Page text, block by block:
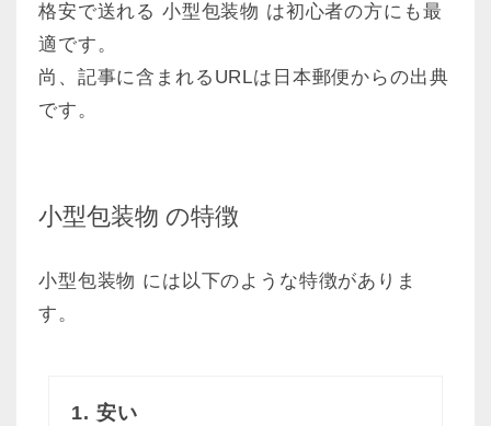
格安で送れる 小型包装物 は初心者の方にも最
適です。
尚、記事に含まれるURLは日本郵便からの出典
です。
小型包装物 の特徴
小型包装物 には以下のような特徴がありま
す。
1. 安い